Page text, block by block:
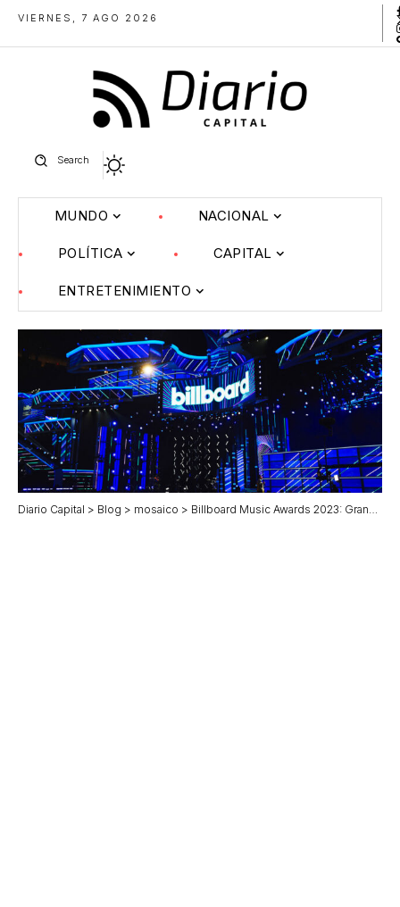
VIERNES, 7 AGO 2026
Search
MUNDO NACIONAL
POLÍTICA CAPITAL
ENTRETENIMIENTO
Diario Capital > Blog > mosaico > Billboard Music Awards 2023: Grandes Expectativas y Sorpresas